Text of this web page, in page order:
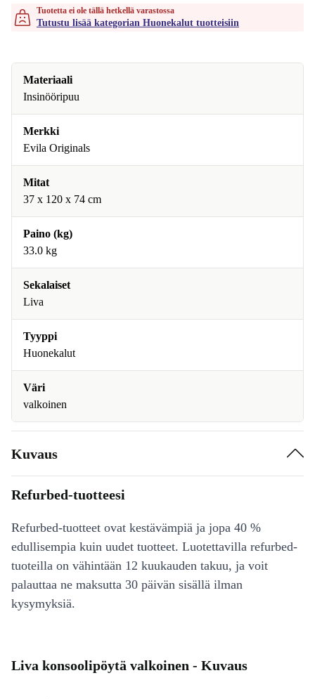
Tuotetta ei ole tällä hetkellä varastossa
Tutustu lisää kategorian Huonekalut tuotteisiin
Materiaali
Insinööripuu
Merkki
Evila Originals
Mitat
37 x 120 x 74 cm
Paino (kg)
33.0 kg
Sekalaiset
Liva
Tyyppi
Huonekalut
Väri
valkoinen
Kuvaus
Refurbed-tuotteesi
Refurbed-tuotteet ovat kestävämpiä ja jopa 40 %
edullisempia kuin uudet tuotteet. Luotettavilla refurbed-
tuoteilla on vähintään 12 kuukauden takuu, ja voit
palauttaa ne maksutta 30 päivän sisällä ilman
kysymyksiä.
Liva konsoolipöytä valkoinen - Kuvaus